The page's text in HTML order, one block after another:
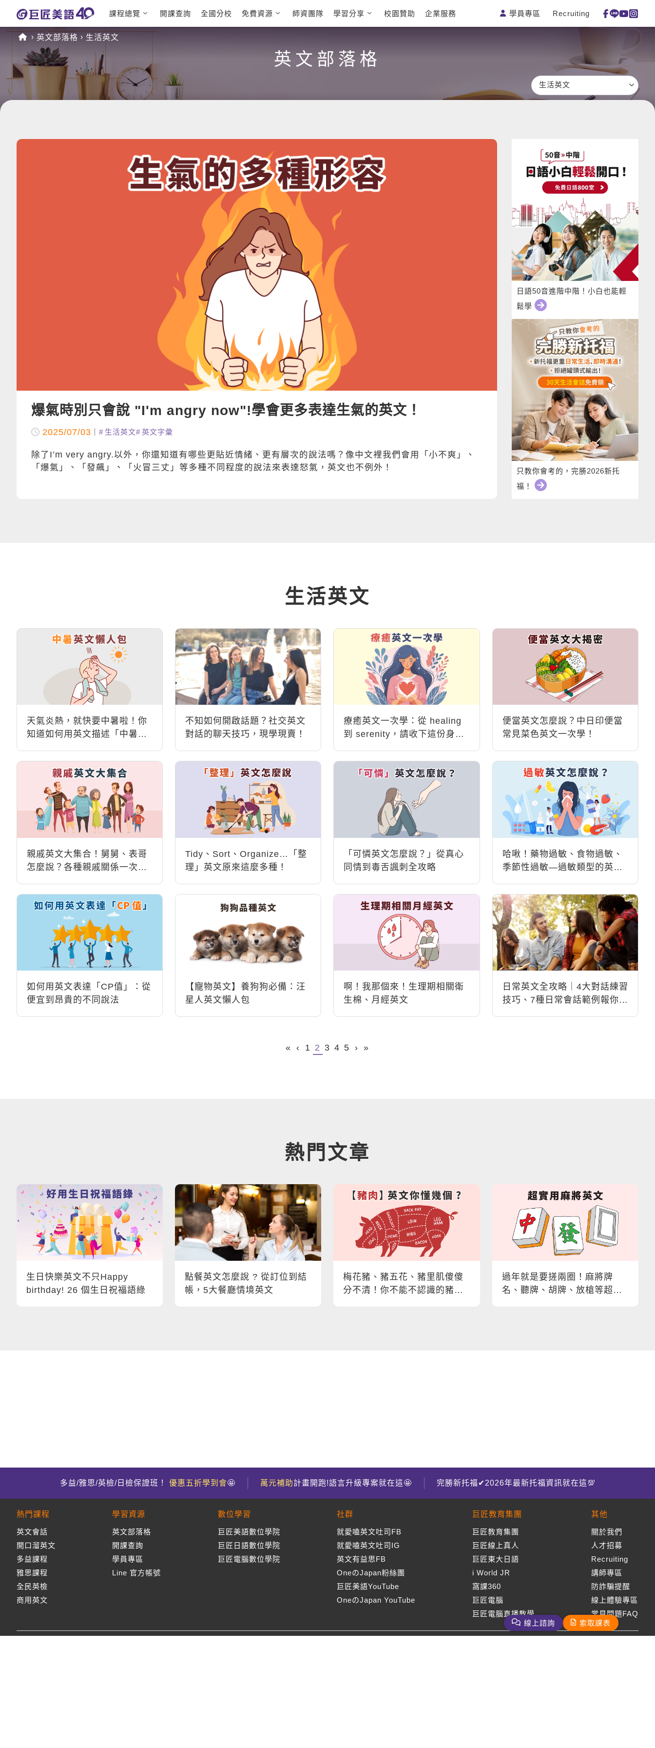
課程總覽
日語課程總表
英文會話
商用英文
TOEFL 托福課程
自然發音
英文聽力養成
開口溜英文
旅遊英文
英文文法技巧
英文寫作
Let's Talk
外語即時通
一對一家教
企業訓練
點讀筆教材
數位學習教材
開課查詢 全國分校 免費資源 師資團隊 學習分享 校園贊助 企業服務 學員專區 Recruiting
英文部落格 生活英文
英文部落格
生活英文
爆氣時別只會說 "I'm angry now"!學會更多表達生氣的英文！
2025/07/03 生活英文 英文字彙
除了I’m very angry.以外，你還知道有哪些更貼近情緒、更有層次的說法嗎？像中文裡我們會用「小不爽」、
「爆氣」、「發飆」、「火冒三丈」等多種不同程度的說法來表達怒氣，英文也不例外！
日語50音進階中階！小白也能輕
鬆學
只教你會考的，完勝2026新托
福！
生活英文
天氣炎熱，就快要中暑啦！你
知道如何用英文描述「中暑」
不知如何開啟話題？社交英文
對話的聊天技巧，現學現賣！
療癒英文一次學：從 healing
到 serenity，請收下這份身心
便當英文怎麼說？中日印便當
常見菜色英文一次學！
親戚英文大集合！舅舅、表哥
怎麼說？各種親戚關係一次學
Tidy、Sort、Organize…「整
理」英文原來這麼多種！
「可憐英文怎麼說？」從真心
同情到毒舌諷刺全攻略
哈啾！藥物過敏、食物過敏、
季節性過敏—過敏類型的英文
如何用英文表達「CP值」：從
便宜到昂貴的不同說法
【寵物英文】養狗狗必備：汪
星人英文懶人包
啊！我那個來！生理期相關衛
生棉、月經英文
日常英文全攻略｜4大對話練習
技巧、7種日常會話範例報你
« ‹ 1 2 3 4 5 › »
熱門文章
生日快樂英文不只Happy
birthday! 26 個生日祝福語綠
點餐英文怎麼說 ? 從訂位到結
帳，5大餐廳情境英文
梅花豬、豬五花、豬里肌傻傻
分不清！你不能不認識的豬肉
過年就是要搓兩圈！麻將牌
名、聽牌、胡牌、放槍等超實
多益/雅思/英檢/日檢保證班！ 優惠五折學到會🤩 萬元補助計畫開跑!語言升級專案就在這🤩 完勝新托福✔2026年最新托福資訊就在這💯
熱門課程
英文會話
開口溜英文
多益課程
雅思課程
全民英檢
商用英文
學習資源
英文部落格
開課查詢
學員專區
Line 官方帳號
數位學習
巨匠美語數位學院
巨匠日語數位學院
巨匠電腦數位學院
社群
就愛嗑英文吐司FB
就愛嗑英文吐司IG
英文有益思FB
OneのJapan粉絲團
巨匠美語YouTube
OneのJapan YouTube
巨匠教育集團
巨匠教育集團
巨匠線上真人
巨匠東大日語
i World JR
窩課360
巨匠電腦
巨匠電腦直播教學
其他
關於我們
人才招募
Recruiting
講師專區
防詐騙提醒
線上體驗專區
常見問題FAQ
線上諮詢 索取課表